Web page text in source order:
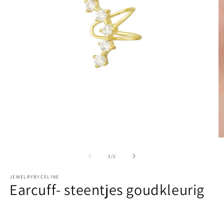
1 /van
2
JEWELRYBYCELINE
Earcuff- steentjes goudkleurig